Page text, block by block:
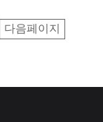
다음페이지